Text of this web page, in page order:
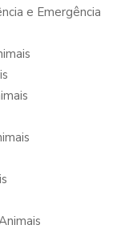
e Emergência